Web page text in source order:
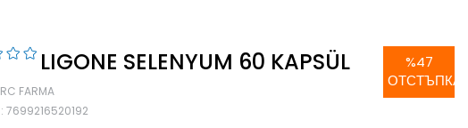
LIGONE SELENYUM 60 KAPSÜL
RC FARMA
: 7699216520192
%47
ОТСТЪПКА